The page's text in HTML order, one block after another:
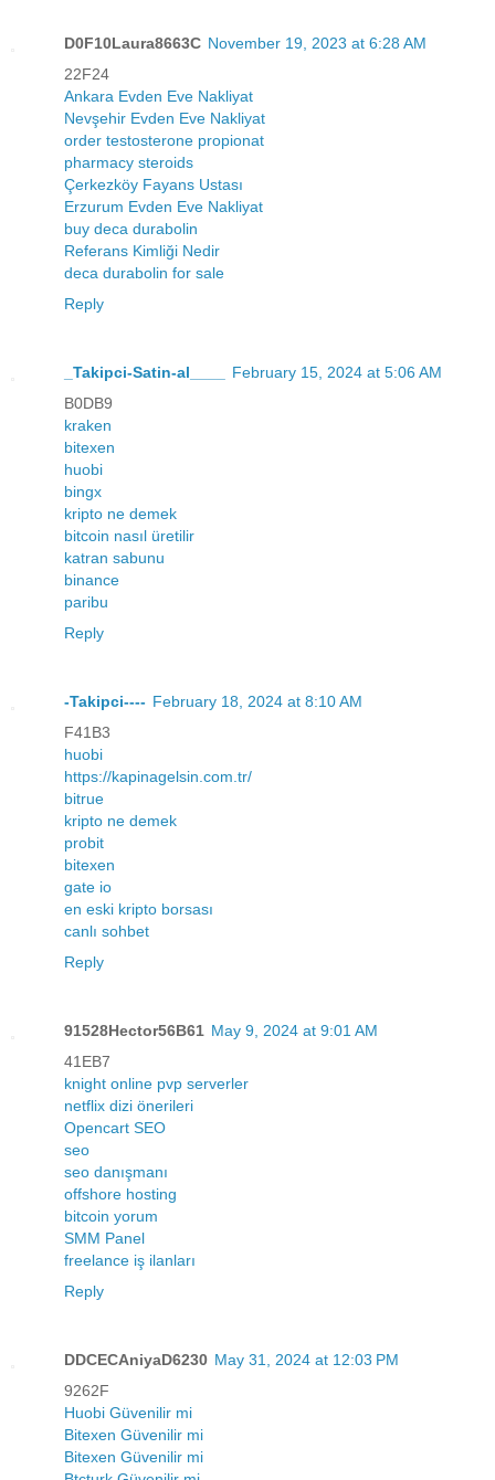
D0F10Laura8663C November 19, 2023 at 6:28 AM
22F24
Ankara Evden Eve Nakliyat
Nevşehir Evden Eve Nakliyat
order testosterone propionat
pharmacy steroids
Çerkezköy Fayans Ustası
Erzurum Evden Eve Nakliyat
buy deca durabolin
Referans Kimliği Nedir
deca durabolin for sale
Reply
_Takipci-Satin-al____
February 15, 2024 at 5:06 AM
B0DB9
kraken
bitexen
huobi
bingx
kripto ne demek
bitcoin nasıl üretilir
katran sabunu
binance
paribu
Reply
-Takipci---- February 18, 2024 at 8:10 AM
F41B3
huobi
https://kapinagelsin.com.tr/
bitrue
kripto ne demek
probit
bitexen
gate io
en eski kripto borsası
canlı sohbet
Reply
91528Hector56B61 May 9, 2024 at 9:01 AM
41EB7
knight online pvp serverler
netflix dizi önerileri
Opencart SEO
seo
seo danışmanı
offshore hosting
bitcoin yorum
SMM Panel
freelance iş ilanları
Reply
DDCECAniyaD6230 May 31, 2024 at 12:03 PM
9262F
Huobi Güvenilir mi
Bitexen Güvenilir mi
Bitexen Güvenilir mi